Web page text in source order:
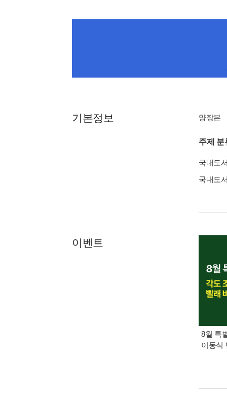
기본정보 양장본
주제 분
국내도
국내도
이벤트
8월 특
이동식